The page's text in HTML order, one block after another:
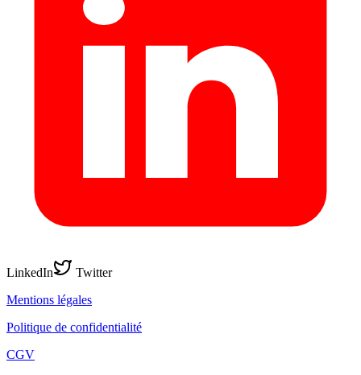
LinkedIn
Twitter
Mentions légales
Politique de confidentialité
CGV